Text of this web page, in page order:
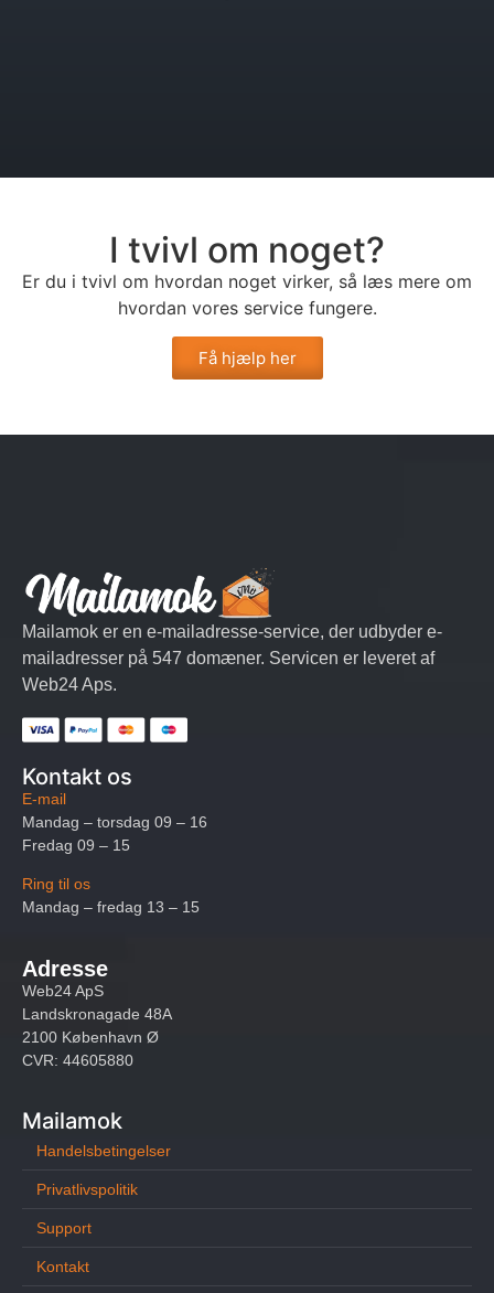
I tvivl om noget?
Er du i tvivl om hvordan noget virker, så læs mere om
hvordan vores service fungere.
Få hjælp her
Mailamok er en e-mailadresse-service, der udbyder e-
mailadresser på 547 domæner. Servicen er leveret af
Web24 Aps.
Kontakt os
E-mail
Mandag – torsdag 09 – 16
Fredag 09 – 15
Ring til os
Mandag – fredag 13 – 15
Adresse
Web24 ApS
Landskronagade 48A
2100 København Ø
CVR: 44605880
Mailamok
Handelsbetingelser
Privatlivspolitik
Support
Kontakt